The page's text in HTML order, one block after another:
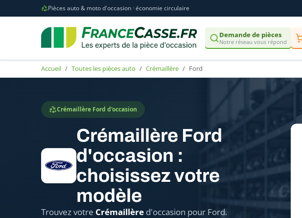
Pièces auto & moto d'occasion · économie circulaire
Demande de pièces
Notre réseau vous répond
Accueil Toutes les pièces auto Crémaillère Ford
Crémaillère Ford d'occasion
Crémaillère Ford
d'occasion :
choisissez votre
modèle
Trouvez votre Crémaillère d'occasion pour Ford.